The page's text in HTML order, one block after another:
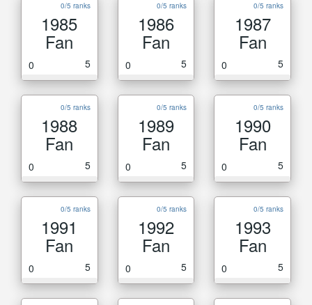
0/5 ranks
1985
Fan
0 5
0/5 ranks
1986
Fan
0 5
0/5 ranks
1987
Fan
0 5
0/5 ranks
1988
Fan
0 5
0/5 ranks
1989
Fan
0 5
0/5 ranks
1990
Fan
0 5
0/5 ranks
1991
Fan
0 5
0/5 ranks
1992
Fan
0 5
0/5 ranks
1993
Fan
0 5